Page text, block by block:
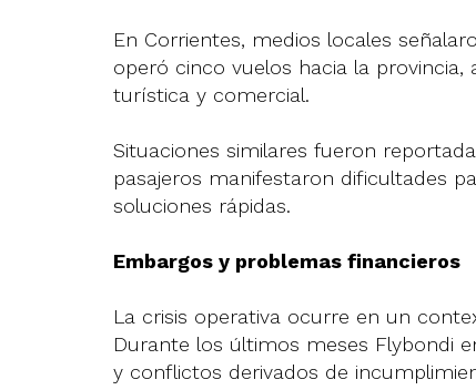
En Corrientes, medios locales
operó cinco vuelos hacia la
turística y comercial.
Situaciones similares fueron
pasajeros manifestaron dificultades
soluciones rápidas.
Embargos y problemas financieros
La crisis operativa ocurre en un
Durante los últimos meses Flybondi
y conflictos derivados de